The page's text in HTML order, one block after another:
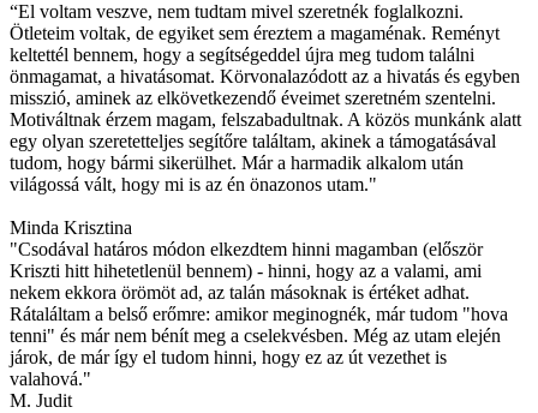
“El voltam veszve, nem tudtam mivel szeretnék foglalkozni.
Ötleteim voltak, de egyiket sem éreztem a magaménak. Reményt
keltettél bennem, hogy a segítségeddel újra meg tudom találni
önmagamat, a hivatásomat. Körvonalazódott az a hivatás és egyben
misszió, aminek az elkövetkezendő éveimet szeretném szentelni.
Motiváltnak érzem magam, felszabadultnak. A közös munkánk alatt
egy olyan szeretetteljes segítőre találtam, akinek a támogatásával
tudom, hogy bármi sikerülhet. Már a harmadik alkalom után
világossá vált, hogy mi is az én önazonos utam."
Minda Krisztina
"Csodával határos módon elkezdtem hinni magamban (először
Kriszti hitt hihetetlenül bennem) - hinni, hogy az a valami, ami
nekem ekkora örömöt ad, az talán másoknak is értéket adhat.
Rátaláltam a belső erőmre: amikor meginognék, már tudom "hova
tenni" és már nem bénít meg a cselekvésben. Még az utam elején
járok, de már így el tudom hinni, hogy ez az út vezethet is
valahová."
M. Judit